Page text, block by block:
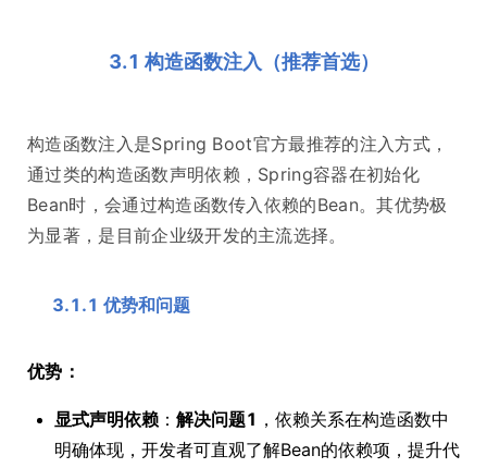
3.1 构造函数注入（推荐首选）
构造函数注入是Spring Boot官方最推荐的注入方式，
通过类的构造函数声明依赖，Spring容器在初始化
Bean时，会通过构造函数传入依赖的Bean。其优势极
为显著，是目前企业级开发的主流选择。
3.1.1 优势和问题
优势：
显式声明依赖 ： 解决问题1 ，依赖关系在构造函数中
明确体现，开发者可直观了解Bean的依赖项，提升代